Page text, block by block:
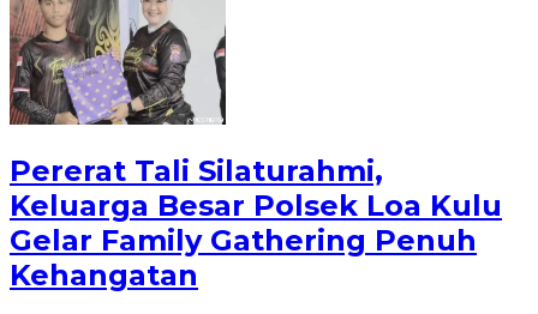
Pererat Tali Silaturahmi,
Keluarga Besar Polsek Loa Kulu
Gelar Family Gathering Penuh
Kehangatan